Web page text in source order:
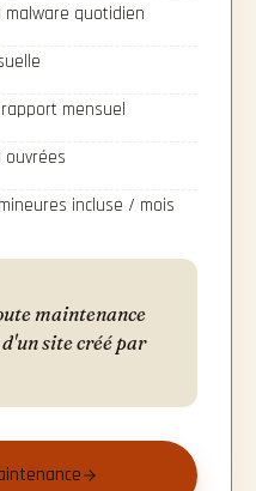
malware quotidien
mensuel
incluse / mois
maintenance
site créé par